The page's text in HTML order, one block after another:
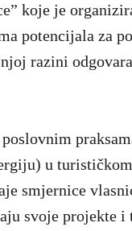
koje je
potencijala za
razini
u
smjernice
svoje projekte i